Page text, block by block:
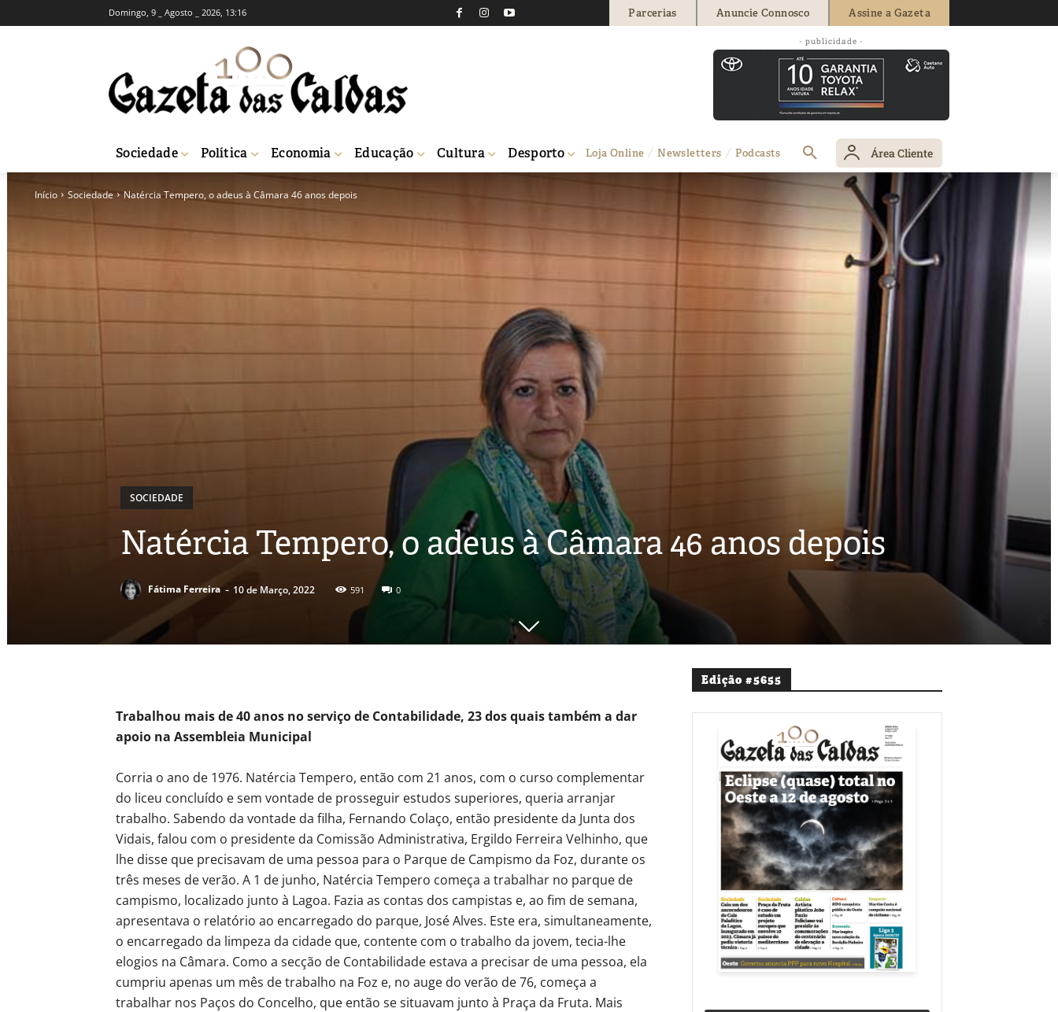
Domingo, 9 _ Agosto _ 2026, 13:16 Parcerias Anuncie Connosco Assine a Gazeta
- publicidade -
Sociedade Política Economia Educação Cultura Desporto Loja Online Newsletters Podcasts Área Cliente
Início Sociedade Natércia Tempero, o adeus à Câmara 46 anos depois
SOCIEDADE
Natércia Tempero, o adeus à Câmara 46 anos depois
Fátima Ferreira - 10 de Março, 2022 591 0
Trabalhou mais de 40 anos no serviço de Contabilidade, 23 dos quais também a dar
apoio na Assembleia Municipal
Corria o ano de 1976. Natércia Tempero, então com 21 anos, com o curso complementar
do liceu concluído e sem vontade de prosseguir estudos superiores, queria arranjar
trabalho. Sabendo da vontade da filha, Fernando Colaço, então presidente da Junta dos
Vidais, falou com o presidente da Comissão Administrativa, Ergildo Ferreira Velhinho, que
lhe disse que precisavam de uma pessoa para o Parque de Campismo da Foz, durante os
três meses de verão. A 1 de junho, Natércia Tempero começa a trabalhar no parque de
campismo, localizado junto à Lagoa. Fazia as contas dos campistas e, ao fim de semana,
apresentava o relatório ao encarregado do parque, José Alves. Este era, simultaneamente,
o encarregado da limpeza da cidade que, contente com o trabalho da jovem, tecia-lhe
elogios na Câmara. Como a secção de Contabilidade estava a precisar de uma pessoa, ela
cumpriu apenas um mês de trabalho na Foz e, no auge do verão de 76, começa a
trabalhar nos Paços do Concelho, que então se situavam junto à Praça da Fruta. Mais
Edição #5655